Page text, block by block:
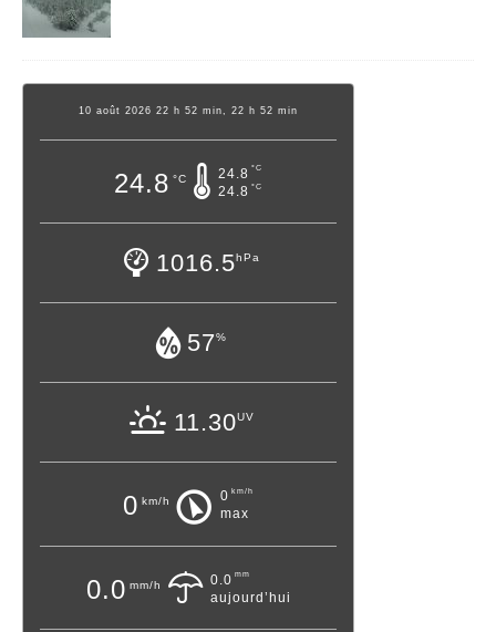
10 août 2026 22 h 52 min, 22 h 52 min
24.8 °C 24.8 °C
24.8 °C
1016.5hPa
57%
11.30UV
0 km/h 0 km/h
max
0.0 mm/h 0.0 mm
aujourd’hui